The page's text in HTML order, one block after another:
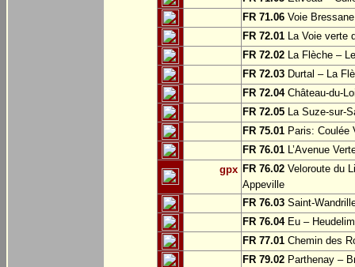
FR 71.06 Voie
FR 72.01 La Voie verte
FR 72.02 La Flèche –
FR 72.03 Durtal – La
FR 72.04Château-du-
FR 72.05 La Suze-sur-
FR 75.01 Paris: Coulée
FR 76.01 L’Avenue
gpx FR 76.02 Veloroute du
Appeville
FR 76.03 Saint-
FR 76.04Eu –
FR 77.01 Chemin des
FR 79.02 Parthenay –